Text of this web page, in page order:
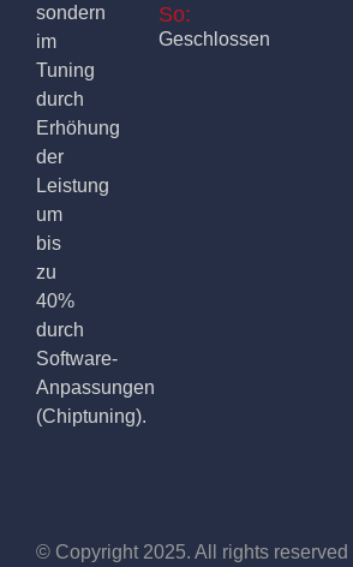
sondern
im
Tuning
durch
Erhöhung
der
Leistung
um
bis
zu
40%
durch
Software-
Anpassungen
(Chiptuning).
So:
Geschlossen
© Copyright 2025. All rights